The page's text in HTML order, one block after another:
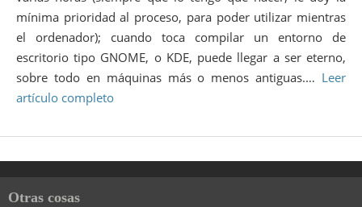
mínima prioridad al proceso, para poder utilizar mientras
el ordenador); cuando toca compilar un entorno de
escritorio tipo GNOME, o KDE, puede llegar a ser eterno,
sobre todo en máquinas más o menos antiguas.… Leer
artículo completo
Otras cosas